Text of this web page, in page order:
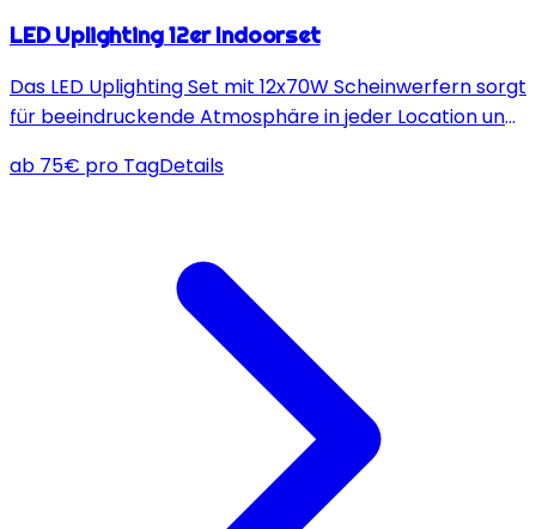
LED Uplighting 12er Indoorset
Das LED Uplighting Set mit 12x70W Scheinwerfern sorgt
für beeindruckende Atmosphäre in jeder Location und
unvergessliche Events und Feiern.
ab 75€ pro TagDetails